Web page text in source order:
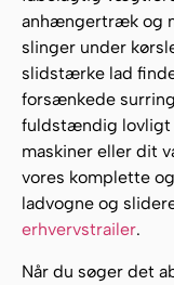
anhængertræk og
slinger under
slidstærke lad
forsænkede
fuldstændig lovligt
maskiner eller dit
vores komplette
ladvogne og
erhvervstrailer.
Når du søger det